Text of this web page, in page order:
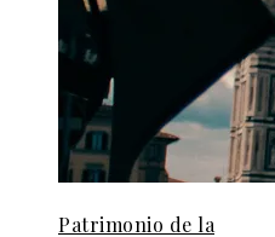
Patrimonio de la